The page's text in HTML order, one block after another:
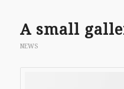
A small
NEWS